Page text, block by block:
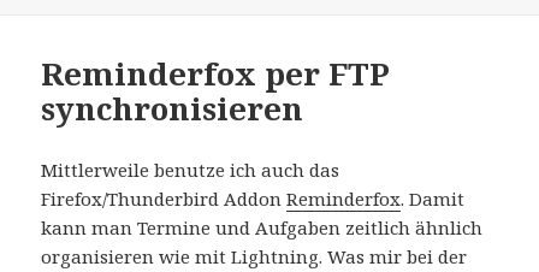
Reminderfox per FTP
synchronisieren
Mittlerweile benutze ich auch das
Firefox/Thunderbird AddonReminderfox. Damit
kann man Termine und Aufgaben zeitlich ähnlich
organisieren wie mit Lightning. Was mir bei der